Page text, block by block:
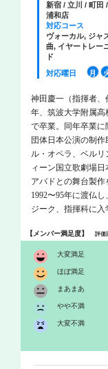
新宿 / 立川 / 町
浦和店
対応コース
ヴォーカル, ジャ
曲, イヤートレー
ド
対応曜日
月
神田慶一（指揮者、
年、筑波大学附属高
で卒業。同年卒業に
団体日本公演の制
ル・オペラ、ベル
ィーン国立歌劇場
アバドとの舞台製作
1992〜95年に渡仏
ジーク、指揮科に
師事。同年、フラ
テンバックに指揮法
1994〜95年には英
音楽監督B.ワーズ
台音楽に研鑽を積
楽文化の活性化を
ナ団＞を結成し、
いる。 オペラ作品
ムニペトラ』(2024
る。『僕は夢を見
【メンバー満足度】評価
大変満足
ほぼ満足
まあまあ
やや不満
大変不満